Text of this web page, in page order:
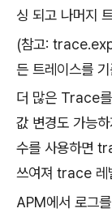
싱 되고 나머지
(참고:
든 트레이스를
더 많은 Trace
값 변경도 가능
수를 사용하면
쓰여져 trace 레
APM에서 로그